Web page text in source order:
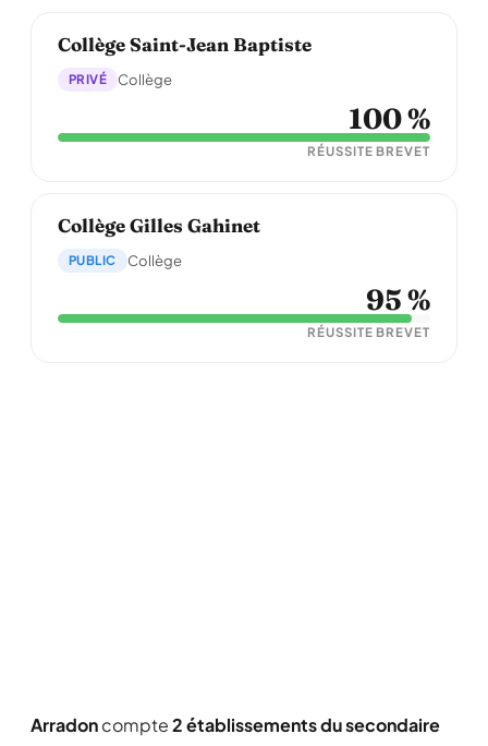
Collège Saint-Jean Baptiste
PRIVÉ Collège
100 %
RÉUSSITE BREVET
Collège Gilles Gahinet
PUBLIC Collège
95 %
RÉUSSITE BREVET
Arradoncompte2 établissements du secondaire